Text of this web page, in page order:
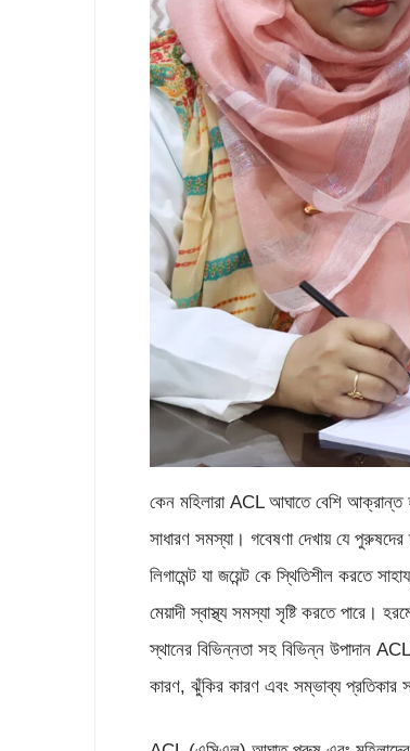
কেন মহিলারা ACL আঘাতে বেশি
সাধারণ সমস্যা। গবেষণা দেখায় যে
লিগামেন্ট যা জয়েন্ট কে স্থিতিশীল করতে
মেয়াদী স্বাস্থ্য সমস্যা সৃষ্টি করতে পারে।
স্থানের বিভিন্নতা সহ বিভিন্ন উপাদান
কারণ, ঝুঁকির কারণ এবং সম্ভাব্য